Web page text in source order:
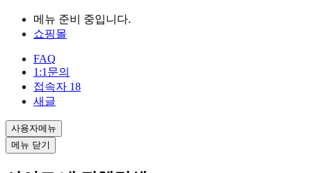
메뉴 준비 중입니다.
쇼핑몰
FAQ
1:1문의
접속자 18
새글
사용자메뉴
메뉴 닫기